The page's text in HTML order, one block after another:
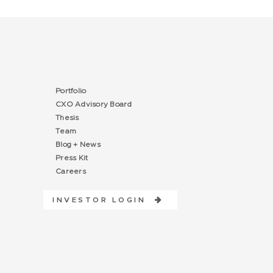
Portfolio
CXO Advisory Board
Thesis
Team
Blog + News
Press Kit
Careers
INVESTOR LOGIN